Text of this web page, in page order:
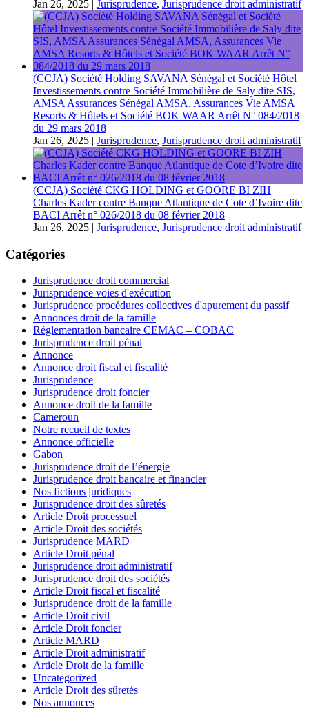
Jan 26, 2025 | Jurisprudence, Jurisprudence droit administratif
(CCJA) Société Holding SAVANA Sénégal et Société Hôtel
Investissements contre Société Immobilière de Saly dite SIS,
AMSA Assurances Sénégal AMSA, Assurances Vie AMSA
Resorts & Hôtels et Société BOK WAAR Arrêt N° 084/2018
du 29 mars 2018
Jan 26, 2025 | Jurisprudence, Jurisprudence droit administratif
(CCJA) Société CKG HOLDING et GOORE BI ZIH
Charles Kader contre Banque Atlantique de Cote d’Ivoire dite
BACI Arrêt n° 026/2018 du 08 février 2018
Jan 26, 2025 | Jurisprudence, Jurisprudence droit administratif
Catégories
Jurisprudence droit commercial
Jurisprudence voies d'exécution
Jurisprudence procédures collectives d'apurement du passif
Annonces droit de la famille
Réglementation bancaire CEMAC – COBAC
Jurisprudence droit pénal
Annonce
Annonce droit fiscal et fiscalité
Jurisprudence
Jurisprudence droit foncier
Annonce droit de la famille
Cameroun
Notre recueil de textes
Annonce officielle
Gabon
Jurisprudence droit de l’énergie
Jurisprudence droit bancaire et financier
Nos fictions juridiques
Jurisprudence droit des sûretés
Article Droit processuel
Article Droit des sociétés
Jurisprudence MARD
Article Droit pénal
Jurisprudence droit administratif
Jurisprudence droit des sociétés
Article Droit fiscal et fiscalité
Jurisprudence droit de la famille
Article Droit civil
Article Droit foncier
Article MARD
Article Droit administratif
Article Droit de la famille
Uncategorized
Article Droit des sûretés
Nos annonces